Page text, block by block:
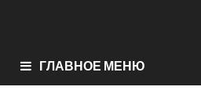
ГЛАВНОЕ МЕНЮ